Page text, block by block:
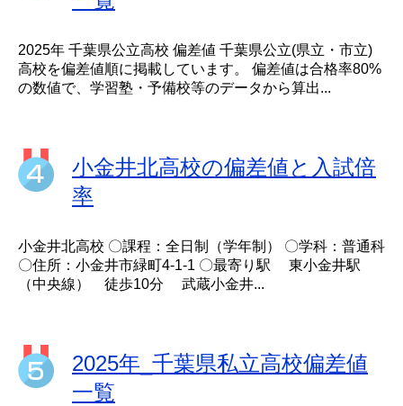
2025年 千葉県公立高校 偏差値 千葉県公立(県立・市立)
高校を偏差値順に掲載しています。 偏差値は合格率80%
の数値で、学習塾・予備校等のデータから算出...
小金井北高校の偏差値と入試倍
率
小金井北高校 〇課程：全日制（学年制） 〇学科：普通科
〇住所：小金井市緑町4-1-1 〇最寄り駅 東小金井駅
（中央線） 徒歩10分 武蔵小金井...
2025年_千葉県私立高校偏差値
一覧